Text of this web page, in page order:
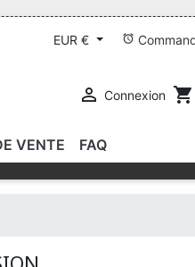
EUR € alarm
 Connexion shopping_cart
VENTE FAQ